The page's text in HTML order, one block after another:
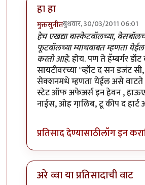
हा हा
मुक्तसुनीतबुधवार, 30/03/2011 06:01
In reply toमी आहेbyसन्जोप राव
हेच एखद्या बास्केटबॉलच्या,
फूटबॉलच्या म्याचबाबत म्हणता येईल
करतो आहे.होय. पण ते हॅम्बर्गर
सायटीवरच्या "व्हॉट द सन डजंट
सेक्शनमधे म्हणता येईल असे वाटते
स्टेट ऑफ अफेअर्स इन हेवन ,
नाईस, ओह गा़लिब, टू कीप द हार्ट
प्रतिसाद देण्यासाठीलॉग इन करा
अरे व्वा या प्रतिसादाची वाट